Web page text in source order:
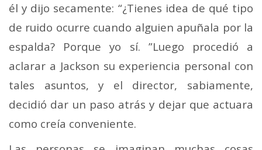
él y dijo secamente: “¿Tienes idea de qué tipo
de ruido ocurre cuando alguien apuñala por la
espalda? Porque yo sí. ”Luego procedió a
aclarar a Jackson su experiencia personal con
tales asuntos, y el director, sabiamente,
decidió dar un paso atrás y dejar que actuara
como creía conveniente.